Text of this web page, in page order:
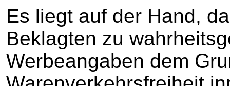
Es liegt auf der Hand,
Beklagten zu
Werbeangaben dem